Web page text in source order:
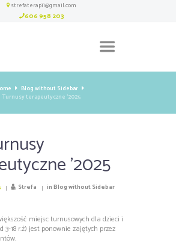
strefaterapii@gmail.com
606 958 203
Blog without Sidebar
Turnusy terapeutyczne '2025
'2025
Strefa inBlog without Sidebar
miejsc turnusowych dla dzieci i
3-18 r.ż) jest ponownie zajętych przez